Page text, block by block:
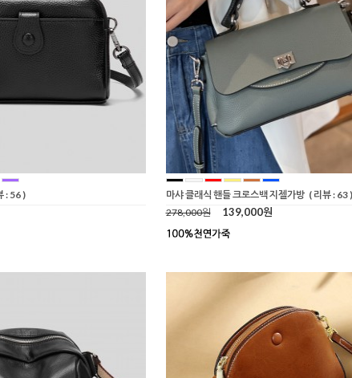
: 56 )
마샤 클래식 핸들 크로스백 지젤가방 ( 리뷰 : 63 )
278,000원
139,000원